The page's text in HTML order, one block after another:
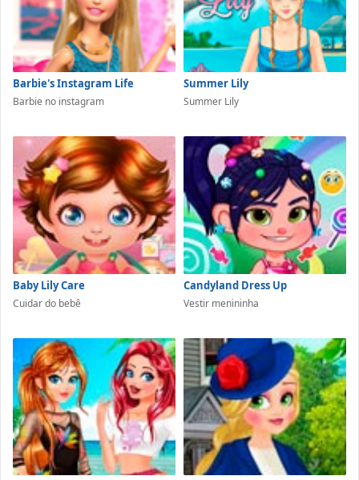
Barbie's Instagram Life
Barbie no instagram
Summer Lily
Summer Lily
Baby Lily Care
Cuidar do bebê
Candyland Dress Up
Vestir menininha